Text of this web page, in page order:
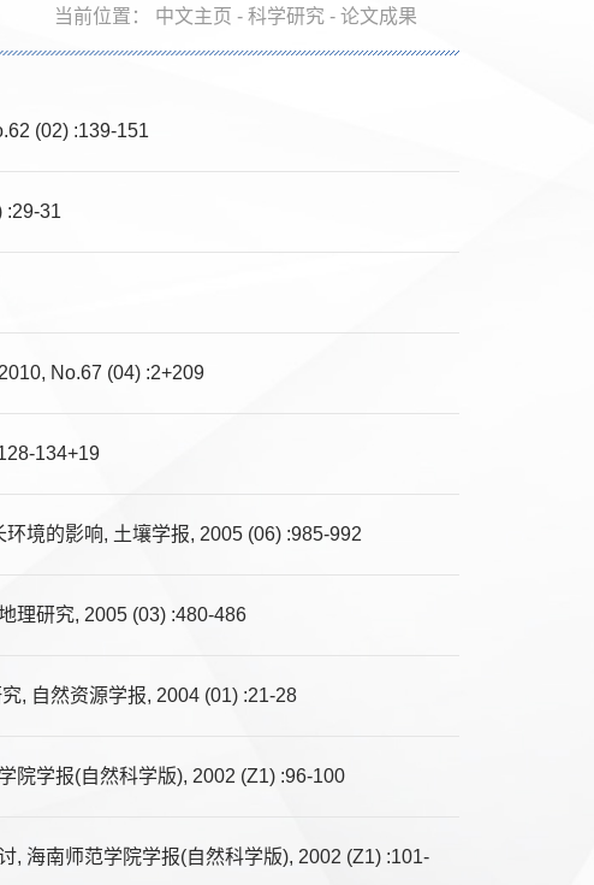
当前位置： 中文主页 -科学研究 -论文成果
(02) :139-151
:29-31
No.67 (04) :2+209
134+19
境的影响, 土壤学报, 2005 (06) :985-992
理研究, 2005 (03) :480-486
, 自然资源学报, 2004 (01) :21-28
院学报(自然科学版), 2002 (Z1) :96-100
, 海南师范学院学报(自然科学版), 2002 (Z1) :101-